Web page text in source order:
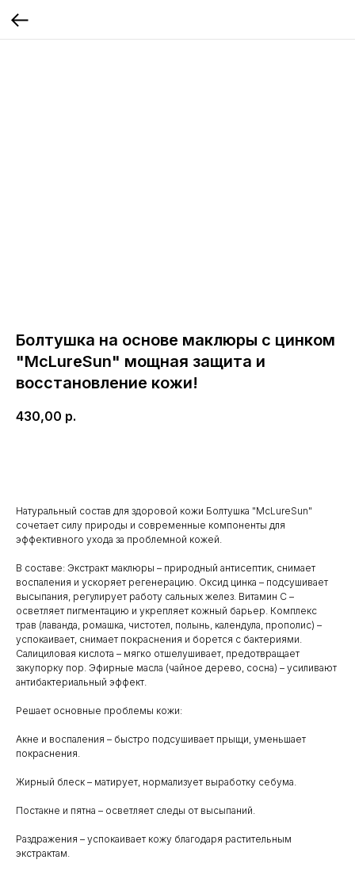
Болтушка на основе маклюры с цинком
"McLureSun" мощная защита и
восстановление кожи!
430,00 р.
Натуральный состав для здоровой кожи Болтушка "McLureSun"
сочетает силу природы и современные компоненты для
эффективного ухода за проблемной кожей.
В составе: Экстракт маклюры – природный антисептик, снимает
воспаления и ускоряет регенерацию. Оксид цинка – подсушивает
высыпания, регулирует работу сальных желез. Витамин С –
осветляет пигментацию и укрепляет кожный барьер. Комплекс
трав (лаванда, ромашка, чистотел, полынь, календула, прополис) –
успокаивает, снимает покраснения и борется с бактериями.
Салициловая кислота – мягко отшелушивает, предотвращает
закупорку пор. Эфирные масла (чайное дерево, сосна) – усиливают
антибактериальный эффект.
Решает основные проблемы кожи:
Акне и воспаления – быстро подсушивает прыщи, уменьшает
покраснения.
Жирный блеск – матирует, нормализует выработку себума.
Постакне и пятна – осветляет следы от высыпаний.
Раздражения – успокаивает кожу благодаря растительным
экстрактам.